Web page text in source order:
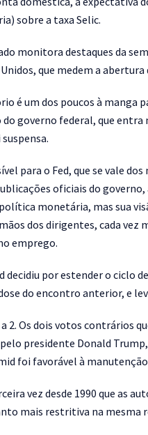
sobre a taxa Selic.
monitora destaques da
que medem a
é um dos poucos à manga
governo federal, que entra
para o Fed, que se vale
oficiais do
monetária, mas sua
dos dirigentes, cada vez
emprego.
decidiu por estender o ciclo
do encontro anterior, e
2. Os dois votos contrários
presidente Donald
foi favorável à
vez desde 1990 que as
mais restritiva na mesma